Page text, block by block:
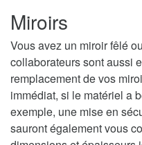
Miroirs
Vous avez un miroir fêlé
collaborateurs sont aussi
remplacement de vos
immédiat, si le matériel a
exemple, une mise en
sauront également vous